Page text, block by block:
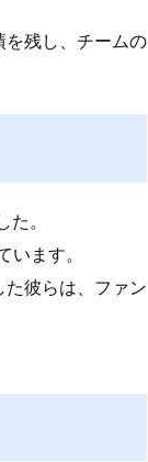
を残し、チームの
。
います。
彼らは、ファン